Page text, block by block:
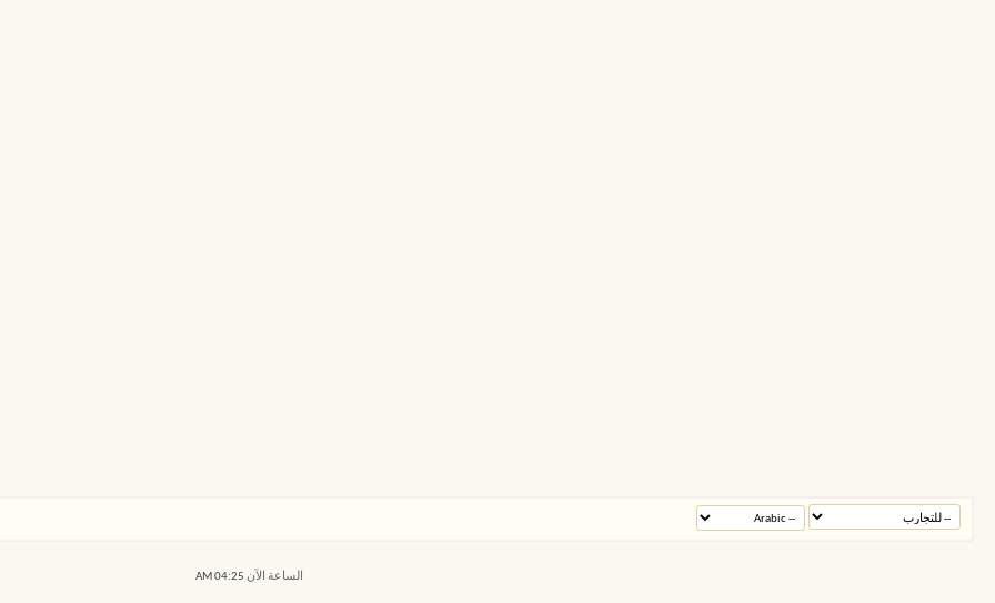
الساعة الآن 04:25 AM